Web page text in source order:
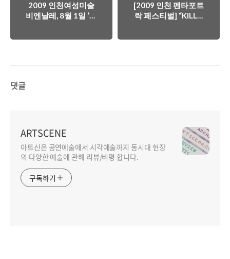
2009 인천여성미술
비엔날레, 8월 1일 ‘인
[2009 인천 펜타포트
락 페스티벌] “KILLA
댓글
ARTSCENE
아트신은 공연예술에서 시각예술까지 동시대 현장
의 다양한 예술에 관해 리뷰/비평 합니다.
구독하기